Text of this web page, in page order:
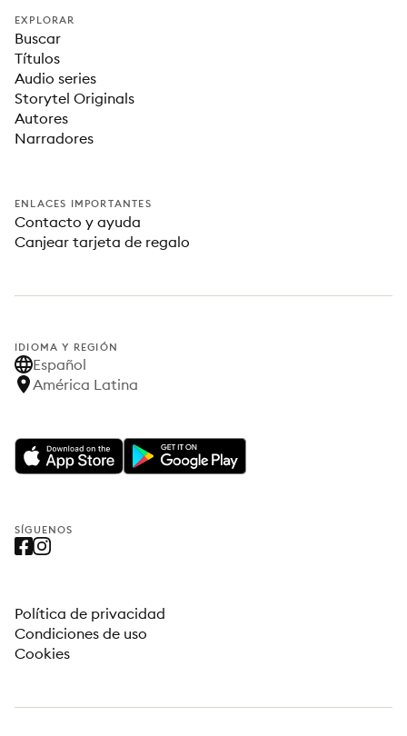
EXPLORAR
Buscar
Títulos
Audio series
Storytel Originals
Autores
Narradores
ENLACES IMPORTANTES
Contacto y ayuda
Canjear tarjeta de regalo
IDIOMA Y REGIÓN
Español
América Latina
SÍGUENOS
Política de privacidad
Condiciones de uso
Cookies